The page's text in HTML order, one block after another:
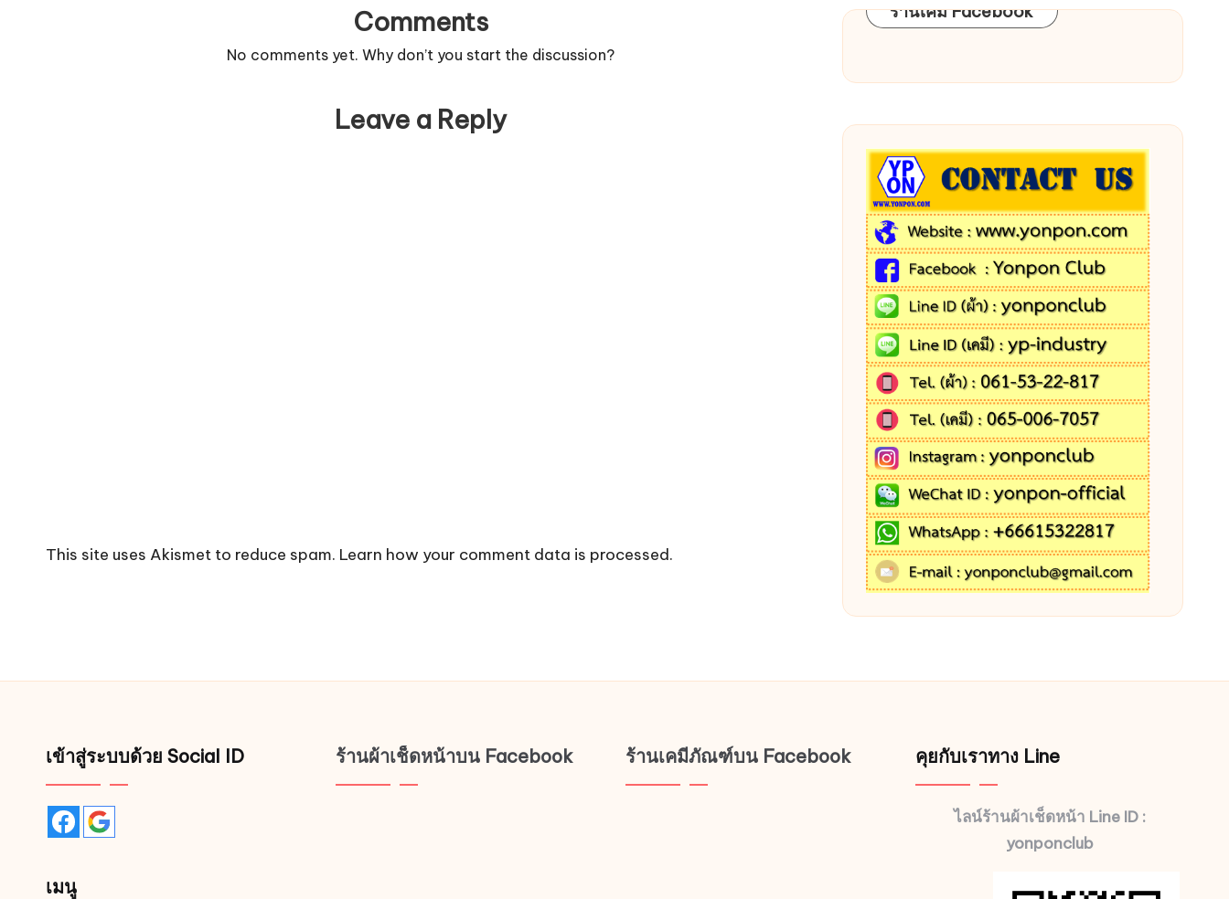
Comments
No comments yet. Why don’t you start the discussion?
Leave a Reply
This site uses Akismet to reduce spam. Learn how your comment data is processed.
ร้านเคมี Facebook
เข้าสู่ระบบด้วย Social ID
เมนู
ร้านผ้าเช็ดหน้าบน Facebook ร้านเคมีภัณฑ์บน Facebook คุยกับเราทาง Line
ไลน์ร้านผ้าเช็ดหน้า Line ID :
yonponclub